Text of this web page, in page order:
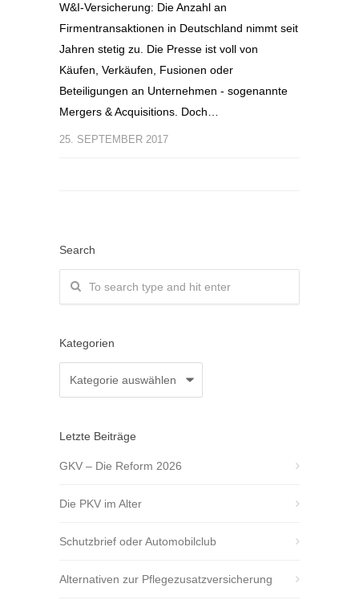
W&I-Versicherung: Die Anzahl an
Firmentransaktionen in Deutschland nimmt seit
Jahren stetig zu. Die Presse ist voll von
Käufen, Verkäufen, Fusionen oder
Beteiligungen an Unternehmen - sogenannte
Mergers & Acquisitions. Doch…
25. SEPTEMBER 2017
Search
Kategorien
Letzte Beiträge
GKV – Die Reform 2026
Die PKV im Alter
Schutzbrief oder Automobilclub
Alternativen zur Pflegezusatzversicherung